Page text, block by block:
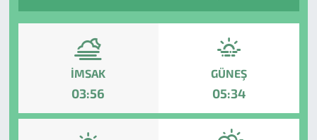
İMSAK
03:56
GÜNEŞ
05:34